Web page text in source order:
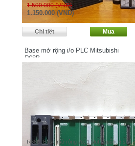
1.500.000 (VND)
1.150.000 (VND)
Base mở rộng i/o PLC Mitsubishi
R68B
R68B. Base mở rộng i/o, 1 slot nguồn, 6 slot